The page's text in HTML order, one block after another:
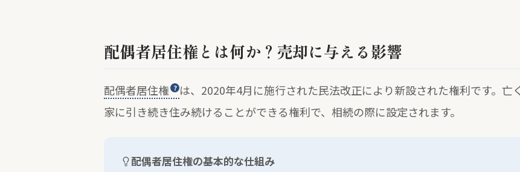
配偶者居住権とは何か？売却に与える影響
配偶者居住権
は、2020年4月に施行された民法改正により新設された権利です。亡
家に引き続き住み続けることができる権利で、相続の際に設定されます。
配偶者居住権の基本的な仕組み